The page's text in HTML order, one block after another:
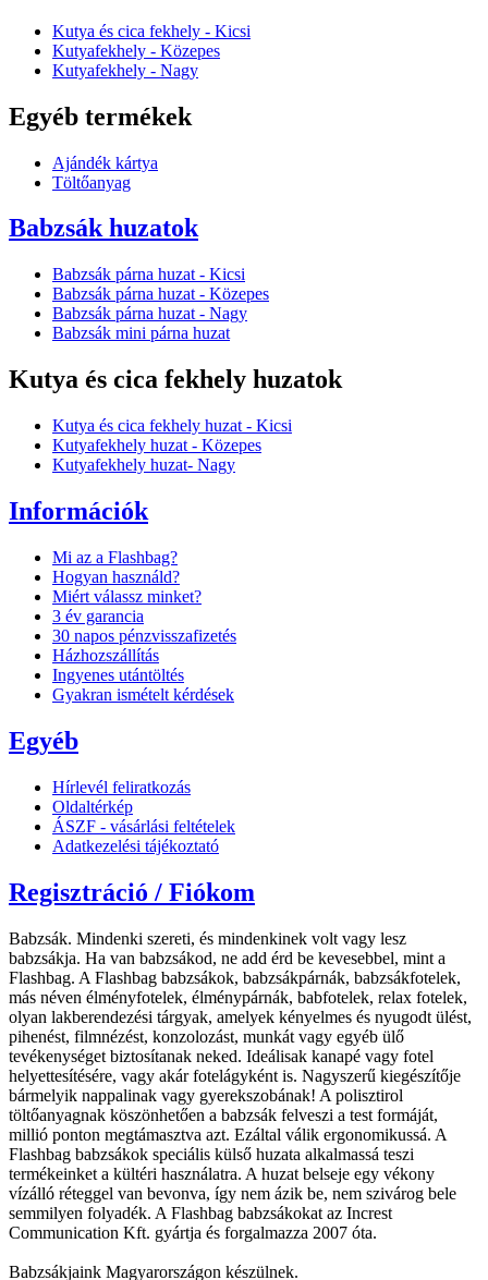
Kutya és cica fekhely - Kicsi
Kutyafekhely - Közepes
Kutyafekhely - Nagy
Egyéb termékek
Ajándék kártya
Töltőanyag
Babzsák huzatok
Babzsák párna huzat - Kicsi
Babzsák párna huzat - Közepes
Babzsák párna huzat - Nagy
Babzsák mini párna huzat
Kutya és cica fekhely huzatok
Kutya és cica fekhely huzat - Kicsi
Kutyafekhely huzat - Közepes
Kutyafekhely huzat- Nagy
Információk
Mi az a Flashbag?
Hogyan használd?
Miért válassz minket?
3 év garancia
30 napos pénzvisszafizetés
Házhozszállítás
Ingyenes utántöltés
Gyakran ismételt kérdések
Egyéb
Hírlevél feliratkozás
Oldaltérkép
ÁSZF - vásárlási feltételek
Adatkezelési tájékoztató
Regisztráció / Fiókom
Babzsák. Mindenki szereti, és mindenkinek volt vagy lesz
babzsákja. Ha van babzsákod, ne add érd be kevesebbel, mint a
Flashbag. A Flashbag babzsákok, babzsákpárnák, babzsákfotelek,
más néven élményfotelek, élménypárnák, babfotelek, relax fotelek,
olyan lakberendezési tárgyak, amelyek kényelmes és nyugodt ülést,
pihenést, filmnézést, konzolozást, munkát vagy egyéb ülő
tevékenységet biztosítanak neked. Ideálisak kanapé vagy fotel
helyettesítésére, vagy akár fotelágyként is. Nagyszerű kiegészítője
bármelyik nappalinak vagy gyerekszobának! A polisztirol
töltőanyagnak köszönhetően a babzsák felveszi a test formáját,
millió ponton megtámasztva azt. Ezáltal válik ergonomikussá. A
Flashbag babzsákok speciális külső huzata alkalmassá teszi
termékeinket a kültéri használatra. A huzat belseje egy vékony
vízálló réteggel van bevonva, így nem ázik be, nem szivárog bele
semmilyen folyadék. A Flashbag babzsákokat az Increst
Communication Kft. gyártja és forgalmazza 2007 óta.
Babzsákjaink Magyarországon készülnek.